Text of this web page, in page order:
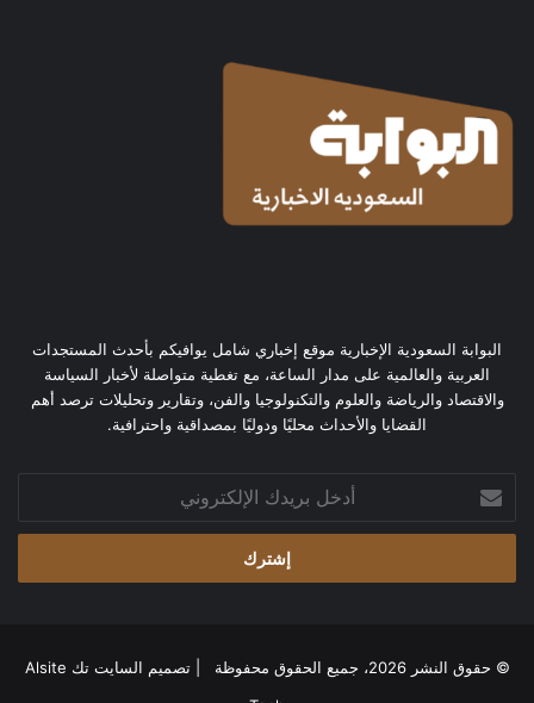
البوابة السعودية الإخبارية موقع إخباري شامل يوافيكم بأحدث المستجدات
العربية والعالمية على مدار الساعة، مع تغطية متواصلة لأخبار السياسة
والاقتصاد والرياضة والعلوم والتكنولوجيا والفن، وتقارير وتحليلات ترصد أهم
القضايا والأحداث محليًا ودوليًا بمصداقية واحترافية.
بريدك
الإلكتروني
© حقوق النشر 2026، جميع الحقوق محفوظة | تصميم
السايت تك Alsite